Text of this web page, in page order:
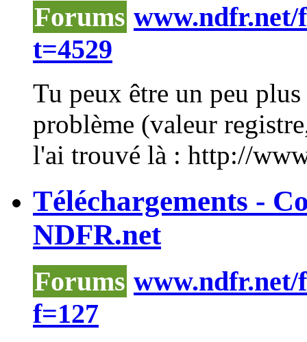
Forums www.ndfr.net/
t=4529
Tu peux être un peu
problème (valeur
l'ai trouvé là : http://
Téléchargements -
NDFR.net
Forums
f=127